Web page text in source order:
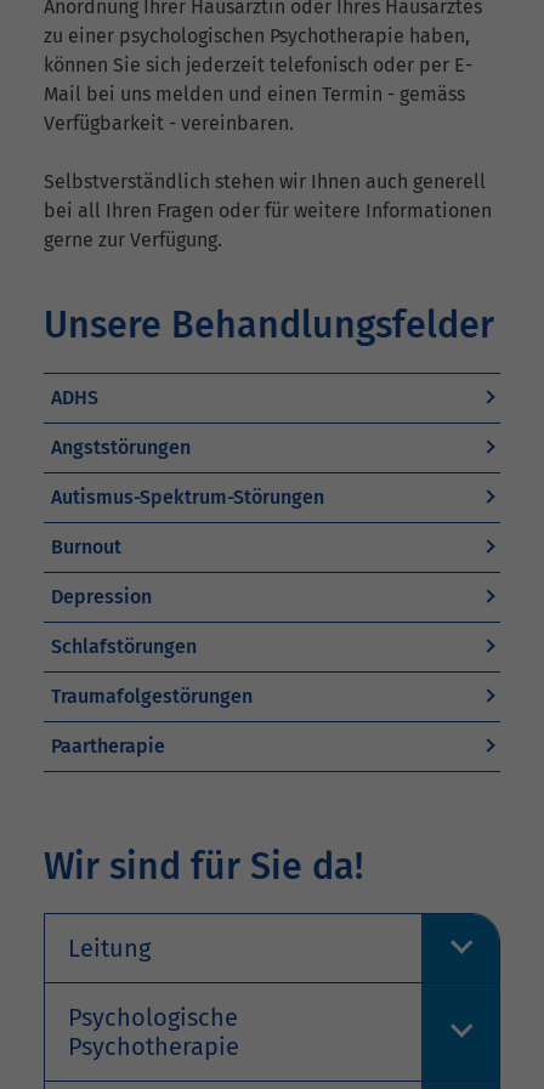
Anordnung Ihrer Hausärztin oder Ihres Hausarztes
zu einer psychologischen Psychotherapie haben,
können Sie sich jederzeit telefonisch oder per E-
Mail bei uns melden und einen Termin - gemäss
Verfügbarkeit - vereinbaren.
Selbstverständlich stehen wir Ihnen auch generell
bei all Ihren Fragen oder für weitere Informationen
gerne zur Verfügung.
Unsere Behandlungsfelder
ADHS
Angststörungen
Autismus-Spektrum-Störungen
Burnout
Depression
Schlafstörungen
Traumafolgestörungen
Paartherapie
Wir sind für Sie da!
Leitung
Psychologische
Psychotherapie